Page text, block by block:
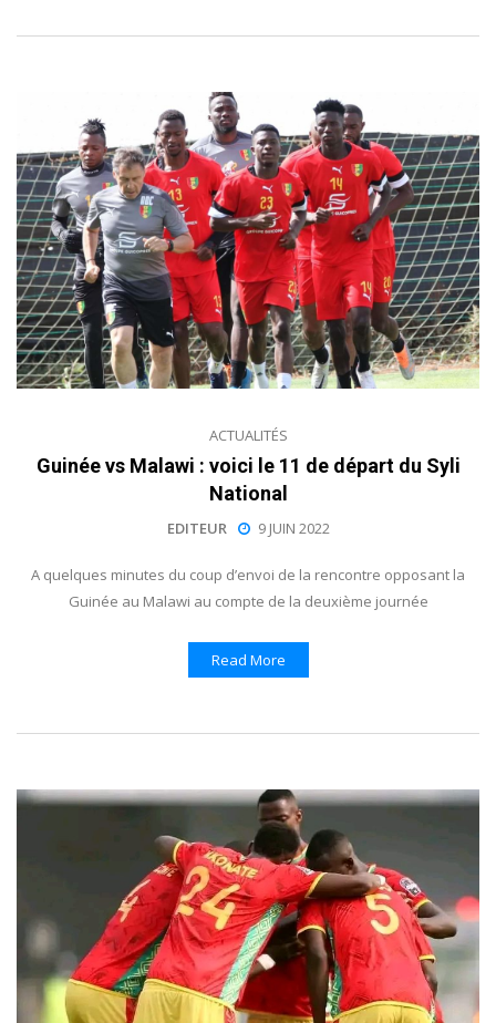
ACTUALITÉS
Guinée vs Malawi : voici le 11 de départ du Syli
National
EDITEUR 9 JUIN 2022
A quelques minutes du coup d’envoi de la rencontre opposant la
Guinée au Malawi au compte de la deuxième journée
Read More